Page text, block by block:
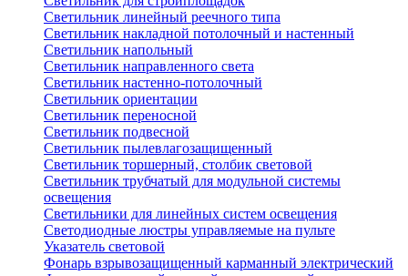
Светильник линейный реечного типа
Светильник накладной потолочный и настенный
Светильник напольный
Светильник направленного света
Светильник настенно-потолочный
Светильник ориентации
Светильник переносной
Светильник подвесной
Светильник пылевлагозащищенный
Светильник торшерный, столбик световой
Светильник трубчатый для модульной системы
освещения
Светильники для линейных систем освещения
Светодиодные люстры управляемые на пульте
Указатель световой
Фонарь взрывозащищенный карманный электрический